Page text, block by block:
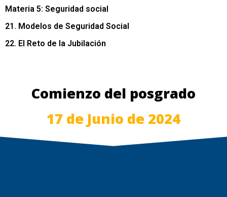
Materia 5: Seguridad social
21. Modelos de Seguridad Social
22. El Reto de la Jubilación
Comienzo del posgrado
17 de Junio de 2024